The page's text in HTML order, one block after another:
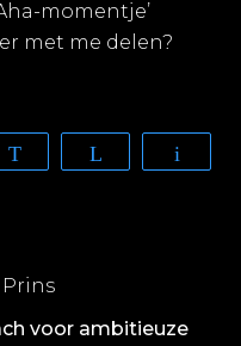
momentje’
met me delen?
WhatsApp Telegram
voor ambitieuze